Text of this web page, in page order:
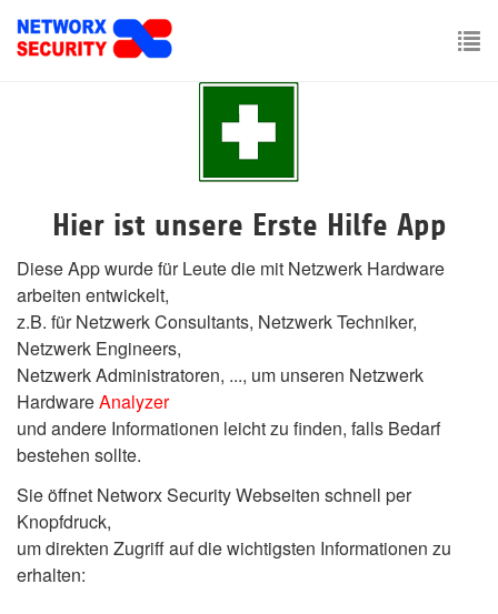
main
Hier ist unsere Erste Hilfe App
Diese App wurde für Leute die mit Netzwerk Hardware
arbeiten entwickelt,
z.B. für Netzwerk Consultants, Netzwerk Techniker,
Netzwerk Engineers,
Netzwerk Administratoren, ..., um unseren Netzwerk
HardwareAnalyzer
und andere Informationen leicht zu finden, falls Bedarf
bestehen sollte.
Sie öffnet Networx Security Webseiten schnell per
Knopfdruck,
um direkten Zugriff auf die wichtigsten Informationen zu
erhalten: